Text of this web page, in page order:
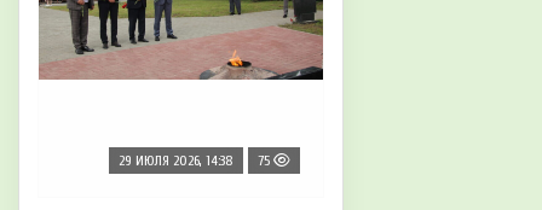
29 ИЮЛЯ 2026, 14:38 75